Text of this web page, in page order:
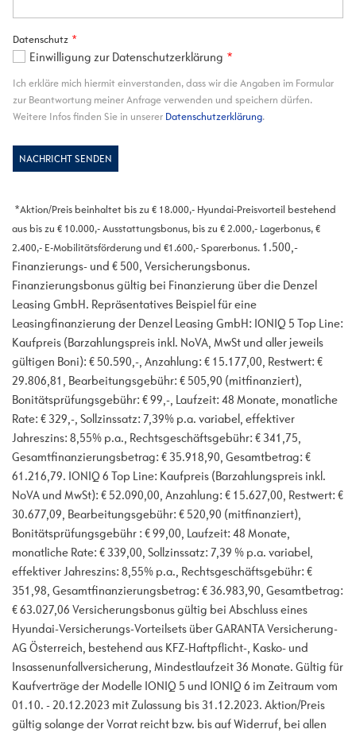
*Aktion/Preis beinhaltet bis zu € 18.000,- Hyundai-Preisvorteil bestehend
aus bis zu € 10.000,- Ausstattungsbonus, bis zu € 2.000,- Lagerbonus, €
2.400,- E-Mobilitätsförderung und €1.600,- Sparerbonus. 1.500,-
Finanzierungs- und € 500, Versicherungsbonus.
Finanzierungsbonus gültig bei Finanzierung über die Denzel
Leasing GmbH. Repräsentatives Beispiel für eine
Leasingfinanzierung der Denzel Leasing GmbH: IONIQ 5 Top Line:
Kaufpreis (Barzahlungspreis inkl. NoVA, MwSt und aller jeweils
gültigen Boni): € 50.590,-, Anzahlung: € 15.177,00, Restwert: €
29.806,81, Bearbeitungsgebühr: € 505,90 (mitfinanziert),
Bonitätsprüfungsgebühr: € 99,-, Laufzeit: 48 Monate, monatliche
Rate: € 329,-, Sollzinssatz: 7,39% p.a. variabel, effektiver
Jahreszins: 8,55% p.a., Rechtsgeschäftsgebühr: € 341,75,
Gesamtfinanzierungsbetrag: € 35.918,90, Gesamtbetrag: €
61.216,79. IONIQ 6 Top Line: Kaufpreis (Barzahlungspreis inkl.
NoVA und MwSt): € 52.090,00, Anzahlung: € 15.627,00, Restwert: €
30.677,09, Bearbeitungsgebühr: € 520,90 (mitfinanziert),
Bonitätsprüfungsgebühr : € 99,00, Laufzeit: 48 Monate,
monatliche Rate: € 339,00, Sollzinssatz: 7,39 % p.a. variabel,
effektiver Jahreszins: 8,55% p.a., Rechtsgeschäftsgebühr: €
351,98, Gesamtfinanzierungsbetrag: € 36.983,90, Gesamtbetrag:
€ 63.027,06 Versicherungsbonus gültig bei Abschluss eines
Hyundai-Versicherungs-Vorteilsets über GARANTA Versicherung-
AG Österreich, bestehend aus KFZ-Haftpflicht-, Kasko- und
Insassenunfallversicherung, Mindestlaufzeit 36 Monate. Gültig für
Kaufverträge der Modelle IONIQ 5 und IONIQ 6 im Zeitraum vom
01.10. - 20.12.2023 mit Zulassung bis 31.12.2023. Aktion/Preis
gültig solange der Vorrat reicht bzw. bis auf Widerruf, bei allen